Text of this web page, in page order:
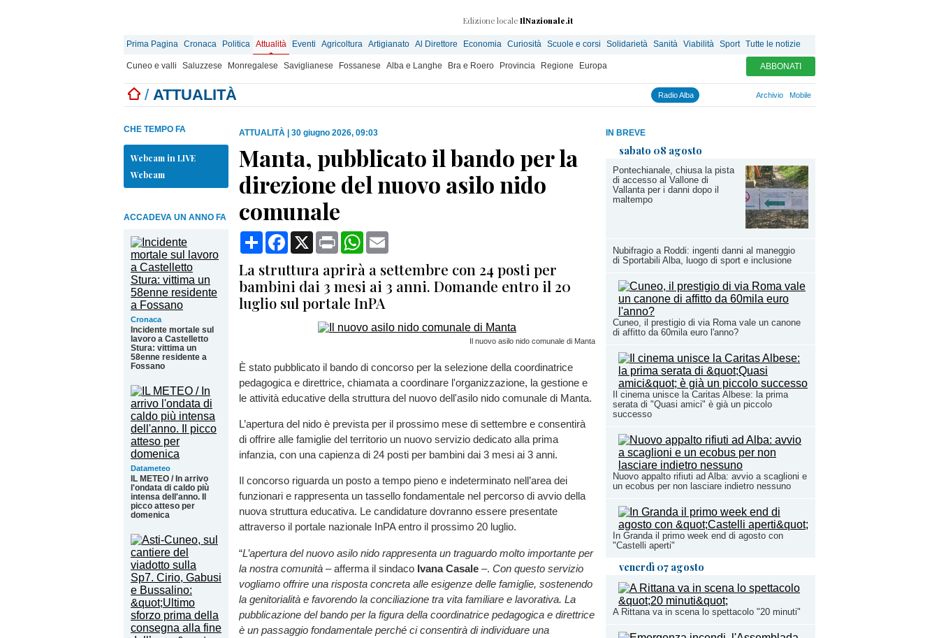
Edizione locale IlNazionale.it
Prima Pagina Cronaca Politica Attualità Eventi Agricoltura Artigianato Al Direttore Economia Curiosità Scuole e corsi Solidarietà Sanità Viabilità Sport Tutte le notizie
Cuneo e valli Saluzzese Monregalese Saviglianese Fossanese Alba e Langhe Bra e Roero Provincia Regione Europa ABBONATI
/ ATTUALITÀ Radio Alba Archivio Mobile
IN BREVE
sabato 08 agosto
Pontechianale, chiusa la pista
di accesso al Vallone di
Vallanta per i danni dopo il
maltempo
Nubifragio a Roddi: ingenti danni al maneggio
di Sportabili Alba, luogo di sport e inclusione
Cuneo, il prestigio di via Roma vale un canone
di affitto da 60mila euro l'anno?
Il cinema unisce la Caritas Albese: la prima
serata di "Quasi amici" è già un piccolo
successo
Nuovo appalto rifiuti ad Alba: avvio a scaglioni e
un ecobus per non lasciare indietro nessuno
In Granda il primo week end di agosto con
"Castelli aperti"
venerdì 07 agosto
A Rittana va in scena lo spettacolo "20 minuti"
CHE TEMPO FA
Webcam in LIVE
Webcam
ACCADEVA UN ANNO FA
Cronaca
Incidente mortale sul
lavoro a Castelletto
Stura: vittima un
58enne residente a
Fossano
Datameteo
IL METEO / In arrivo
l'ondata di caldo più
intensa dell'anno. Il
picco atteso per
domenica
ATTUALITÀ 30 giugno 2026, 09:03
Manta, pubblicato il bando per la
direzione del nuovo asilo nido
comunale
CondividiFacebook
X Print WhatsApp
La struttura aprirà a settembre con 24 posti per
bambini dai 3 mesi ai 3 anni. Domande entro il 20
luglio sul portale InPA
Il nuovo asilo nido comunale di Manta
È stato pubblicato il bando di concorso per la selezione della coordinatrice
pedagogica e direttrice, chiamata a coordinare l'organizzazione, la gestione e
le attività educative della struttura del nuovo dell'asilo nido comunale di Manta.
L’apertura del nido è prevista per il prossimo mese di settembre e consentirà
di offrire alle famiglie del territorio un nuovo servizio dedicato alla prima
infanzia, con una capienza di 24 posti per bambini dai 3 mesi ai 3 anni.
Il concorso riguarda un posto a tempo pieno e indeterminato nell’area dei
funzionari e rappresenta un tassello fondamentale nel percorso di avvio della
nuova struttura educativa. Le candidature dovranno essere presentate
attraverso il portale nazionale InPA entro il prossimo 20 luglio.
“L’apertura del nuovo asilo nido rappresenta un traguardo molto importante per
la nostra comunità – afferma il sindaco Ivana Casale –. Con questo servizio
vogliamo offrire una risposta concreta alle esigenze delle famiglie, sostenendo
la genitorialità e favorendo la conciliazione tra vita familiare e lavorativa. La
pubblicazione del bando per la figura della coordinatrice pedagogica e direttrice
è un passaggio fondamentale perché ci consentirà di individuare una